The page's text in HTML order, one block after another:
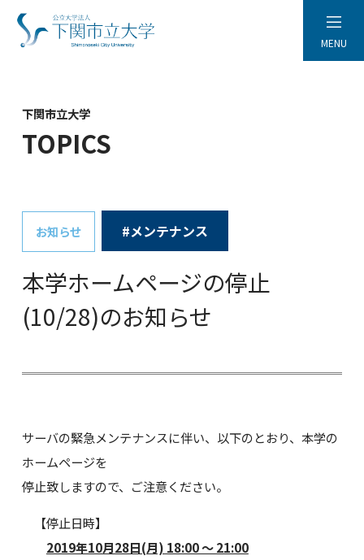
MENU
下関市立大学
TOPICS
お知らせ #メンテナンス
本学ホームページの停止
(10/28)のお知らせ
サーバの緊急メンテナンスに伴い、以下のとおり、本学の
ホームページを
停止致しますので、ご注意ください。
【停止日時】
2019年10月28日(月) 18:00 ～ 21:00